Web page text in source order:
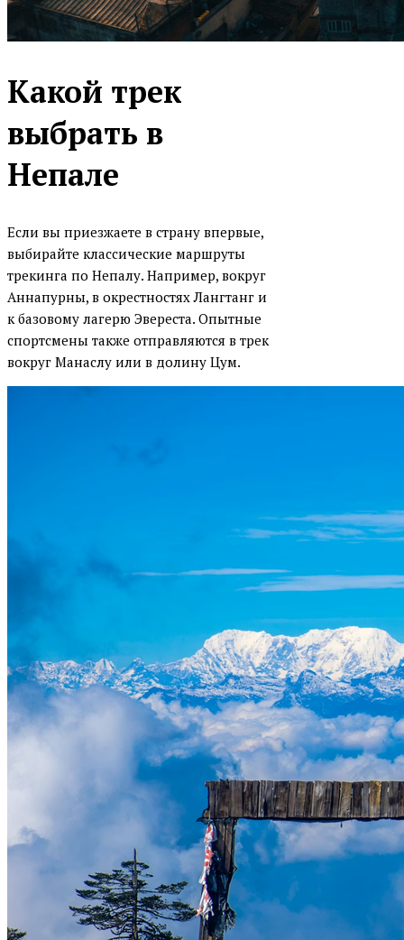
Какой трек
выбрать в
Непале
Если вы приезжаете в страну впервые,
выбирайте классические маршруты
трекинга по Непалу. Например, вокруг
Аннапурны, в окрестностях Лангтанг и
к базовому лагерю Эвереста. Опытные
спортсмены также отправляются в трек
вокруг Манаслу или в долину Цум.